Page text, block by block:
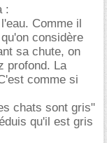
:
Comme il
considère
sa chute, on
profond. La
comme si
chats sont gris"
qu'il est gris